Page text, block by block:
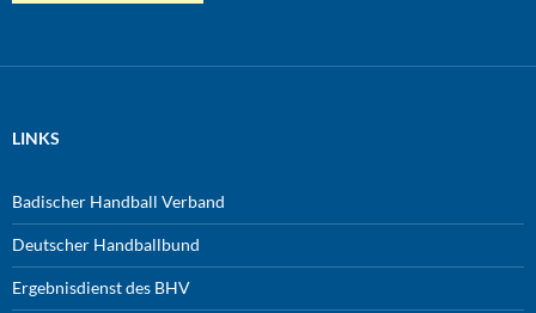
LINKS
Badischer Handball Verband
Deutscher Handballbund
Ergebnisdienst des BHV